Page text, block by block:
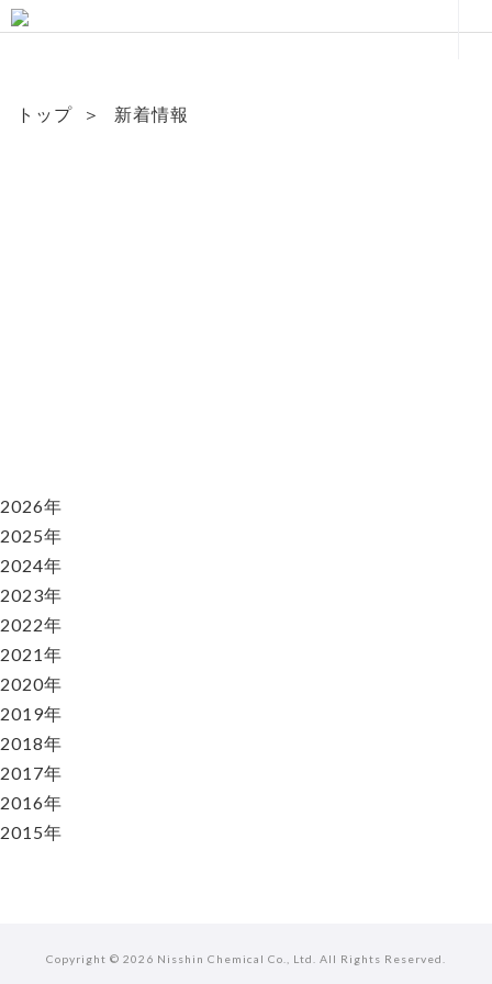
トップ ＞ 新着情報
2026年
2025年
2024年
2023年
2022年
2021年
2020年
2019年
2018年
2017年
2016年
2015年
Copyright © 2026 Nisshin Chemical Co., Ltd. All Rights Reserved.